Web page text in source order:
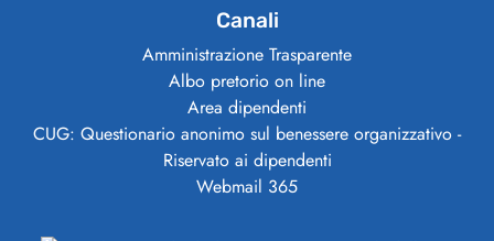
Canali
Amministrazione Trasparente
Albo pretorio on line
Area dipendenti
CUG: Questionario anonimo sul benessere organizzativo -
Riservato ai dipendenti
Webmail 365